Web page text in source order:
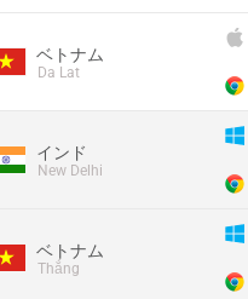
ベトナム
Da Lat
インド
New Delhi
ベトナム
Thắng